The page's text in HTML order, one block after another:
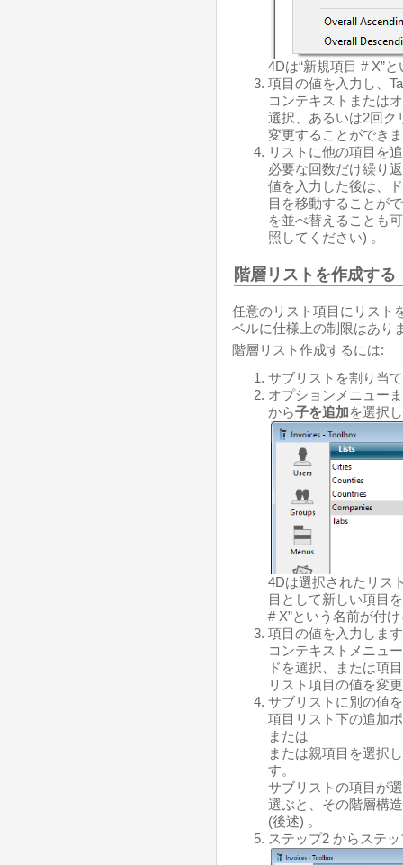
4Dは“新規項目 # X”
項目の値を入力し、
コンテキストまたは
選択、あるいは2回ク
変更することができ
リストに他の項目を
必要な回数だけ繰り
値を入力した後は、
目を移動することが
を並べ替えることも
照してください) 。
階層リストを作成する
任意のリスト項目にリスト
ベルに仕様上の制限はあり
階層リスト作成するには:
サブリストを割り当
オプションメニュー
から子を追加を選択
4Dは選択されたリス
目として新しい項目
# X”という名前が付
項目の値を入力しま
コンテキストメニュ
ドを選択、または項
リスト項目の値を変
サブリストに別の値
項目リスト下の追加
または
または親項目を選択
す。
サブリストの項目が
選ぶと、その階層構
(後述) 。
ステップ2 からステ